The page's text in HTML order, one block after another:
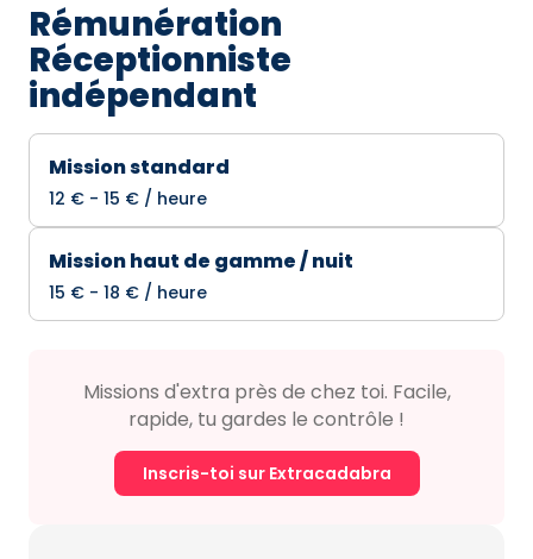
Rémunération
Réceptionniste
indépendant
Mission standard
12 € - 15 € / heure
Mission haut de gamme / nuit
15 € - 18 € / heure
Missions d'extra près de chez toi. Facile,
rapide, tu gardes le contrôle !
Inscris-toi sur Extracadabra